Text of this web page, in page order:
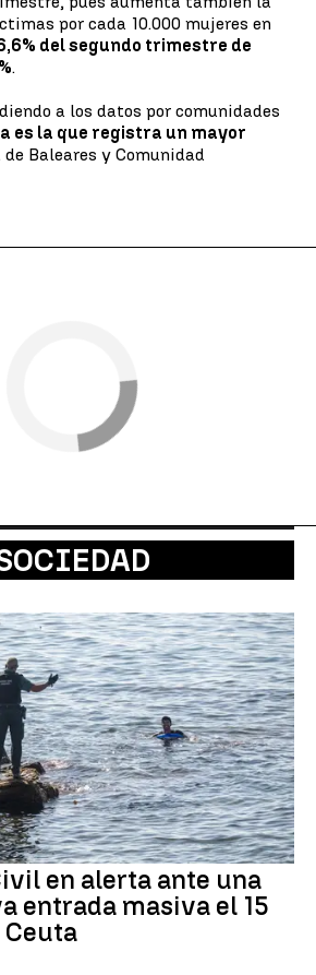
por cada 10.000 mujeres en
del segundo trimestre de
.
a los datos por comunidades
es la que registra un mayor
de Baleares y Comunidad
en alerta ante una
entrada masiva el 15
Ceuta